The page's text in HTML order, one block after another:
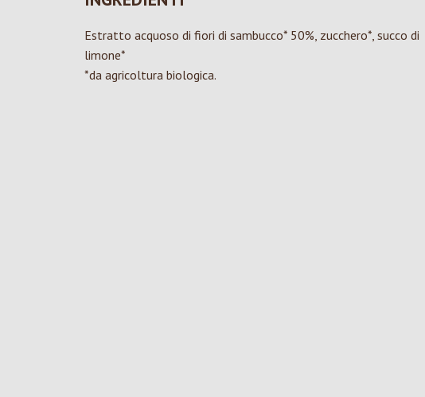
Estratto acquoso di fiori di sambucco* 50%, zucchero*, succo di
limone*
*da agricoltura biologica.